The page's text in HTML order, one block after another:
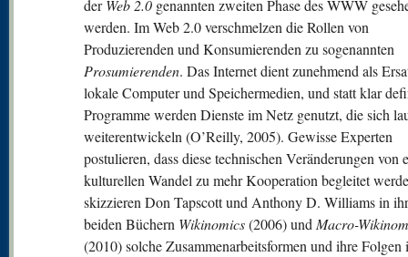
derWeb 2.0 genannten zweiten Phase des WWW
werden. Im Web 2.0 verschmelzen die Rollen von
Produzierenden und Konsumierenden zu sogenannten
Prosumierenden. Das Internet dient zunehmend als
lokale Computer und Speichermedien, und statt klar
Programme werden Dienste im Netz genutzt, die sich
weiterentwickeln (O’Reilly, 2005). Gewisse Experten
postulieren, dass diese technischen Veränderungen von
kulturellen Wandel zu mehr Kooperation begleitet
skizzieren Don Tapscott und Anthony D. Williams in
beiden Büchern Wikinomics(2006) und Macro-
(2010) solche Zusammenarbeitsformen und ihre Folgen